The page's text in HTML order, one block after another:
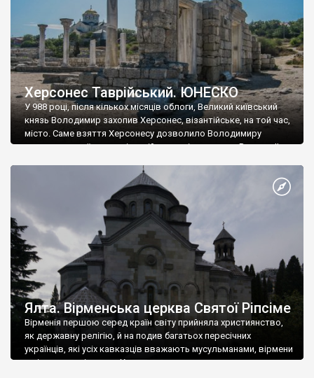
Херсонес Таврійський. ЮНЕСКО
У 988 році, після кількох місяців облоги, Великий київський
князь Володимир захопив Херсонес, візантійське, на той час,
місто. Саме взяття Херсонесу дозволило Володимиру
диктувати свої умови візантійському імператору Василю ІІ, та
Херсонесі Володимир-язичник, став Василем-християнином.
А потім було Хрещення Русі. На честь Херсонесу Таврійського
Ялта. Вірменська церква Святої Ріпсіме
Вірменія першою серед країн світу прийняла християнство,
як державну релігію, й на подив багатьох пересічних
українців, які усіх кавказців вважають мусульманами, вірмени
є відданими вірянами Христа